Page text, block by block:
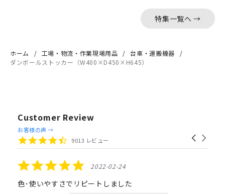
特集一覧へ →
ホーム 工場・物流・作業現場用品
台車・運搬機器
ダンボールストッカー（W400×D450×H645）
Customer Review
Reviews
carousel
Carousel
arrows
4.4
star
9013 レビュー
お客様の声 →
5.0
star
rating
2022-02-24
色･使いやすさでリピートしました